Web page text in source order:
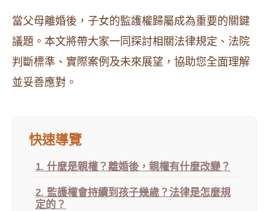
當父母離婚後，子女的監護權歸屬成為重要的關鍵
議題。本文將帶大家一同探討相關法律規定、法院
判斷標準、實際案例及未來展望，協助您全面理解
並妥善應對。​
快速導覽
1. 什麼是親權？離婚後，親權有什麼改變？
2. 監護權會持續到孩子幾歲？法律是怎麼規
定的？